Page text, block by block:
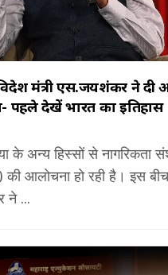
मंत्री एस.जयशंकर ने दी
पहले देखें भारत का इतिहास
के अन्य हिस्सों से नागरिकता
आलोचना हो रही है। इस
ने ...